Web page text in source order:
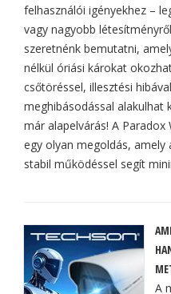
felhasználói igényekhez –
vagy nagyobb
szeretnénk bemutatni,
nélkül óriási károkat
csőtöréssel, illesztési
meghibásodással alakulhat
már alapelvárás! A Paradox
egy olyan megoldás,
stabil működéssel segít
A